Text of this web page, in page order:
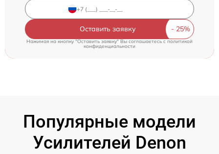
Оставить заявку
Нажимая на кнопку "Оставить заявку" Вы соглашаетесь c политикой
конфиденциальности
Популярные модели
Усилителей Denon